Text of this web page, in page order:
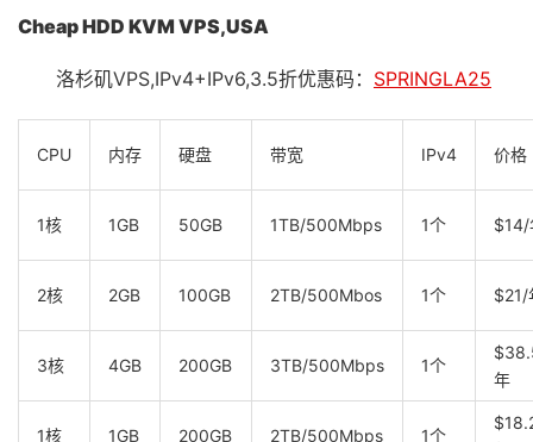
Cheap HDD KVM VPS,USA
洛杉矶VPS,IPv4+IPv6,3.5折优惠码： SPRINGLA25
CPU 内存 硬盘 带宽 IPv4 价格
1核 1GB 50GB 1TB/500Mbps 1个 $14/
2核 2GB 100GB 2TB/500Mbos 1个 $21/
3核 4GB 200GB 3TB/500Mbps 1个
年
1核 1GB 200GB 2TB/500Mbps 1个